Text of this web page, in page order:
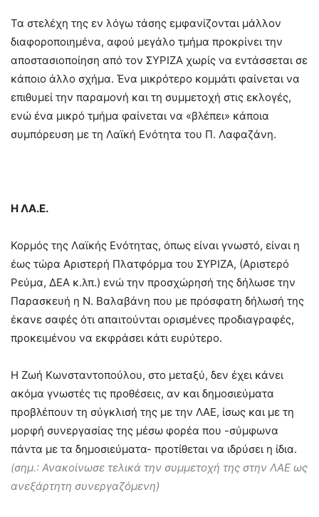
Τα στελέχη της εν λόγω τάσης εμφανίζονται μάλλον
διαφοροποιημένα, αφού μεγάλο τμήμα προκρίνει την
αποστασιοποίηση από τον ΣΥΡΙΖΑ χωρίς να εντάσσεται σε
κάποιο άλλο σχήμα. Ένα μικρότερο κομμάτι φαίνεται να
επιθυμεί την παραμονή και τη συμμετοχή στις εκλογές,
ενώ ένα μικρό τμήμα φαίνεται να «βλέπει» κάποια
συμπόρευση με τη Λαϊκή Ενότητα του Π. Λαφαζάνη.
Η ΛΑ.Ε.
Κορμός της Λαϊκής Ενότητας, όπως είναι γνωστό, είναι η
έως τώρα Αριστερή Πλατφόρμα του ΣΥΡΙΖΑ, (Αριστερό
Ρεύμα, ΔΕΑ κ.λπ.) ενώ την προσχώρησή της δήλωσε την
Παρασκευή η Ν. Βαλαβάνη που με πρόσφατη δήλωσή της
έκανε σαφές ότι απαιτούνται ορισμένες προδιαγραφές,
προκειμένου να εκφράσει κάτι ευρύτερο.
Η Ζωή Κωνσταντοπούλου, στο μεταξύ, δεν έχει κάνει
ακόμα γνωστές τις προθέσεις, αν και δημοσιεύματα
προβλέπουν τη σύγκλισή της με την ΛΑΕ, ίσως και με τη
μορφή συνεργασίας της μέσω φορέα που -σύμφωνα
πάντα με τα δημοσιεύματα- προτίθεται να ιδρύσει η ίδια.
(σημ.: Ανακοίνωσε τελικά την συμμετοχή της στην ΛΑΕ ως
ανεξάρτητη συνεργαζόμενη)